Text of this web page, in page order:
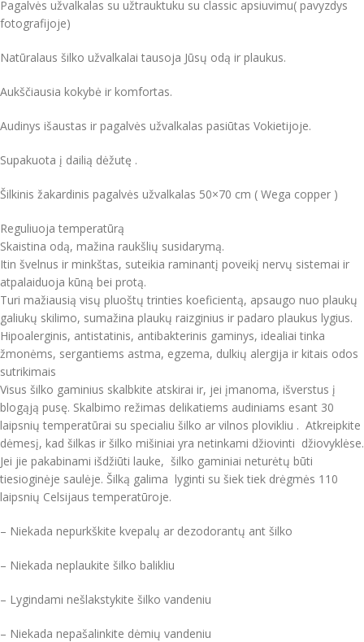
Pagalvės užvalkalas su užtrauktuku su classic apsiuvimu( pavyzdys
fotografijoje)
Natūralaus šilko užvalkalai tausoja Jūsų odą ir plaukus.
Aukščiausia kokybė ir komfortas.
Audinys išaustas ir pagalvės užvalkalas pasiūtas Vokietijoje.
Supakuota į dailią dėžutę .
Šilkinis žakardinis pagalvės užvalkalas 50×70 cm ( Wega copper )
Reguliuoja temperatūrą
Skaistina odą, mažina raukšlių susidarymą.
Itin švelnus ir minkštas, suteikia raminantį poveikį nervų sistemai ir
atpalaiduoja kūną bei protą.
Turi mažiausią visų pluoštų trinties koeficientą, apsaugo nuo plaukų
galiukų skilimo, sumažina plaukų raizginius ir padaro plaukus lygius.
Hipoalerginis, antistatinis, antibakterinis gaminys, idealiai tinka
žmonėms, sergantiems astma, egzema, dulkių alergija ir kitais odos
sutrikimais
Visus šilko gaminius skalbkite atskirai ir, jei įmanoma, išverstus į
blogąją pusę. Skalbimo režimas delikatiems audiniams esant 30
laipsnių temperatūrai su specialiu šilko ar vilnos plovikliu . Atkreipkite
dėmesį, kad šilkas ir šilko mišiniai yra netinkami džiovinti džiovyklėse.
Jei jie pakabinami išdžiūti lauke, šilko gaminiai neturėtų būti
tiesioginėje saulėje. Šilką galima lyginti su šiek tiek drėgmės 110
laipsnių Celsijaus temperatūroje.
– Niekada nepurkškite kvepalų ar dezodorantų ant šilko
– Niekada neplaukite šilko balikliu
– Lygindami nešlakstykite šilko vandeniu
– Niekada nepašalinkite dėmių vandeniu